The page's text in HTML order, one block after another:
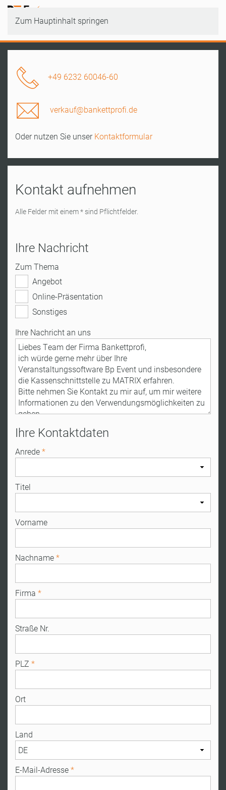
Zum Hauptinhalt springen
+49 6232 60046-60
verkauf@bankettprofi.de
Oder nutzen Sie unser Kontaktformular
Kontakt aufnehmen
Alle Felder mit einem * sind Pflichtfelder.